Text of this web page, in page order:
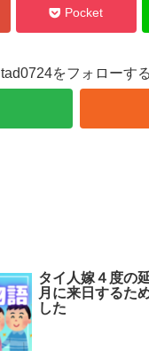
Pocket
tad0724をフォローする
タイ人嫁４度の
月に来日するた
した